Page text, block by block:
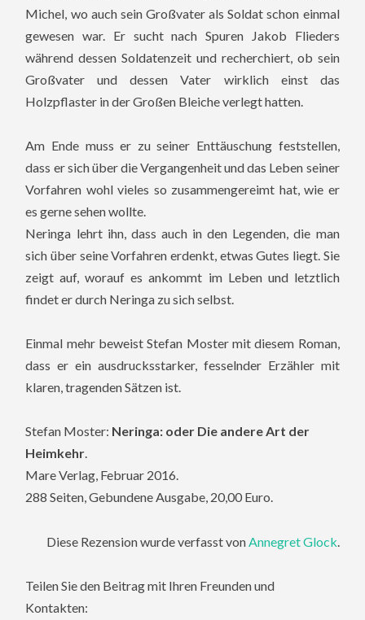
Michel, wo auch sein Großvater als Soldat schon einmal
gewesen war. Er sucht nach Spuren Jakob Flieders
während dessen Soldatenzeit und recherchiert, ob sein
Großvater und dessen Vater wirklich einst das
Holzpflaster in der Großen Bleiche verlegt hatten.
Am Ende muss er zu seiner Enttäuschung feststellen,
dass er sich über die Vergangenheit und das Leben seiner
Vorfahren wohl vieles so zusammengereimt hat, wie er
es gerne sehen wollte.
Neringa lehrt ihn, dass auch in den Legenden, die man
sich über seine Vorfahren erdenkt, etwas Gutes liegt. Sie
zeigt auf, worauf es ankommt im Leben und letztlich
findet er durch Neringa zu sich selbst.
Einmal mehr beweist Stefan Moster mit diesem Roman,
dass er ein ausdrucksstarker, fesselnder Erzähler mit
klaren, tragenden Sätzen ist.
Stefan Moster: Neringa: oder Die andere Art der
Heimkehr.
Mare Verlag, Februar 2016.
288 Seiten, Gebundene Ausgabe, 20,00 Euro.
Diese Rezension wurde verfasst von Annegret Glock
Teilen Sie den Beitrag mit Ihren Freunden und
Kontakten: